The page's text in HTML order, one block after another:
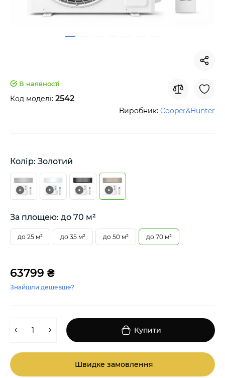
В наявності
Код моделі: 2542
Виробник: Cooper&Hunter
Колір: Золотий
За площею: до 70 м²
до 25 м² до 35 м² до 50 м² до 70 м²
63799 ₴
Знайшли дешевше?
Купити
Швидке замовлення